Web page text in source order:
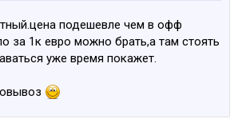
подешевле чем в офф
за 1к евро можно брать,а там стоять
уже время покажет.